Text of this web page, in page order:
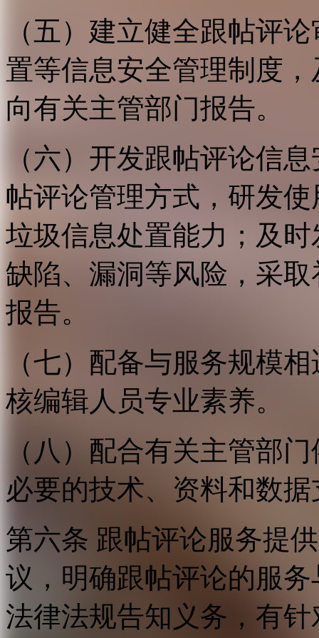
（五）建立健全跟帖评
置等信息安全管理制度
向有关主管部门报告。
（六）开发跟帖评论信
帖评论管理方式，研发
垃圾信息处置能力；及
缺陷、漏洞等风险，采
报告。
（七）配备与服务规模
核编辑人员专业素养。
（八）配合有关主管部
必要的技术、资料和数
第六条 跟帖评论服务提
议，明确跟帖评论的服
法律法规告知义务，有